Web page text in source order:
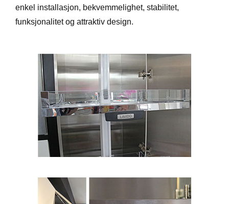
enkel installasjon, bekvemmelighet, stabilitet,
funksjonalitet og attraktiv design.